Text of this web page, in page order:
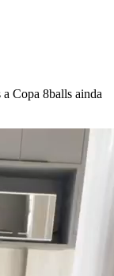
Copa 8balls ainda